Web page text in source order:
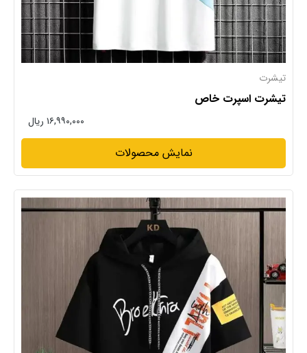
تیشرت
تیشرت اسپرت خاص
۱۶,۹۹۰,۰۰۰ ریال
نمایش محصولات